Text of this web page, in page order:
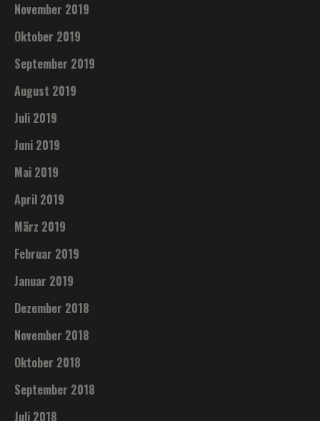
November 2019
Oktober 2019
September 2019
August 2019
Juli 2019
Juni 2019
Mai 2019
April 2019
März 2019
Februar 2019
Januar 2019
Dezember 2018
November 2018
Oktober 2018
September 2018
Juli 2018